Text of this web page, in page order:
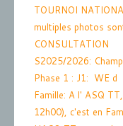
TOURNOI
multiples photos
CONSULTATION
S2025/2026:
Phase 1 : J1: WE d
Famille: A l' ASQ
12h00), c'est en